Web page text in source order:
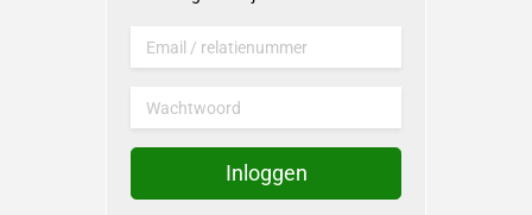
Email / relatienummer
Wachtwoord
Inloggen